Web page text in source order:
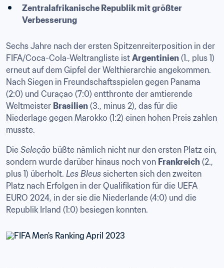
Zentralafrikanische Republik mit größter
Verbesserung
Sechs Jahre nach der ersten Spitzenreiterposition in der
FIFA/Coca-Cola-Weltrangliste ist Argentinien (1., plus 1)
erneut auf dem Gipfel der Welthierarchie angekommen.
Nach Siegen in Freundschaftsspielen gegen Panama
(2:0) und Curaçao (7:0) entthronte der amtierende
Weltmeister Brasilien (3., minus 2), das für die
Niederlage gegen Marokko (1:2) einen hohen Preis zahlen
musste.
Die Seleção büßte nämlich nicht nur den ersten Platz ein,
sondern wurde darüber hinaus noch von Frankreich (2.,
plus 1) überholt. Les Bleus sicherten sich den zweiten
Platz nach Erfolgen in der Qualifikation für die UEFA
EURO 2024, in der sie die Niederlande (4:0) und die
Republik Irland (1:0) besiegen konnten.